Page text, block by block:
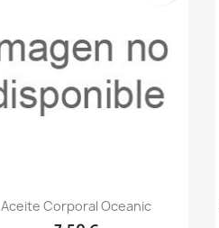
Vista rápida
Aceite Corporal Oceanic